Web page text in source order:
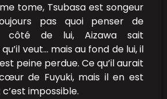
tome, Tsubasa est songeur
pas quoi penser de
côté de lui, Aizawa sait
veut… mais au fond de lui, il
peine perdue. Ce qu’il aurait
de Fuyuki, mais il en est
impossible.